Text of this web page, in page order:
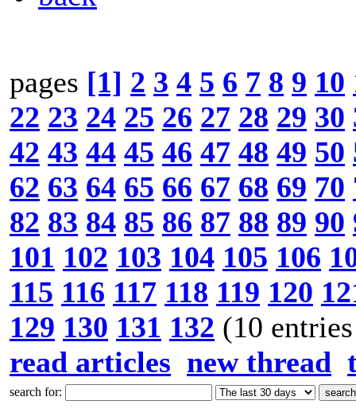
pages [1] 2 3 4 5 6 7 8 9 10
22 23 24 25 26 27 28 29 30
42 43 44 45 46 47 48 49 50
62 63 64 65 66 67 68 69 70
82 83 84 85 86 87 88 89 90
101 102 103 104 105 106
115 116 117 118 119 120
129 130 131 132 (10
read articles new thread
search for: